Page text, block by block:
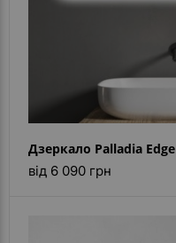
Дзеркало Palladia Edge
від 6 090 грн